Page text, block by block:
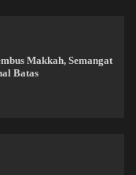
Makkah, Semangat
Batas